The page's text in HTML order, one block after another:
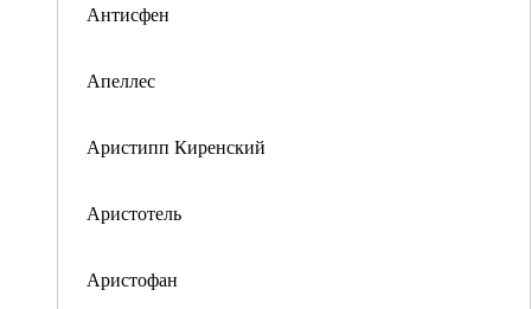
Антисфен
Апеллес
Аристипп Киренский
Аристотель
Аристофан